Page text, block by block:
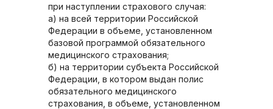
при наступлении страхового случая:
а) на всей территории Российской
Федерации в объеме, установленном
базовой программой обязательного
медицинского страхования;
б) на территории субъекта Российской
Федерации, в котором выдан полис
обязательного медицинского
страхования, в объеме, установленном